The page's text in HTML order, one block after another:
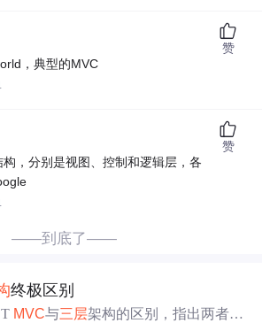
，典型的MVC
赞
，分别是视图、控制和逻辑层，各
赞
——到底了——
终极区别
MVC与三层架构的区别，指出两者并